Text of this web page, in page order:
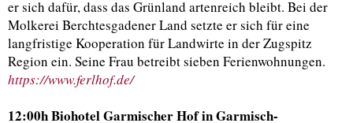
er sich dafür, dass das Grünland artenreich bleibt. Bei der
Molkerei Berchtesgadener Land setzte er sich für eine
langfristige Kooperation für Landwirte in der Zugspitz
Region ein. Seine Frau betreibt sieben Ferienwohnungen.
https://www.ferlhof.de/
12:00h Biohotel Garmischer Hof in Garmisch-